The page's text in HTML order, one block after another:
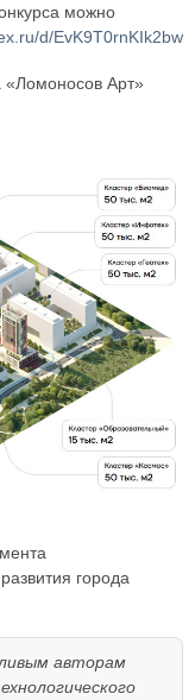
можно
d/EvK9T0rnKIk2bw
«Ломоносов Арт»
города
авторам